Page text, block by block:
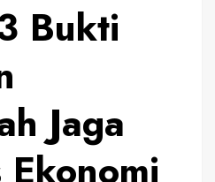
Bukti
Jaga